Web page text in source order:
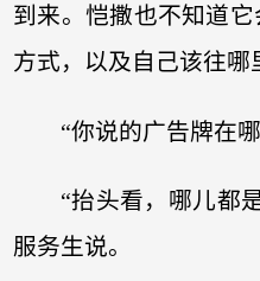
到来。恺撒也不知道
方式，以及自己该往哪
“你说的广告牌在
“抬头看，哪儿都
服务生说。